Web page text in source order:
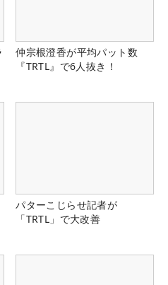
仲宗根澄香が平均パット数
『TRTL』で6人抜き！
パターこじらせ記者が
「TRTL」で大改善